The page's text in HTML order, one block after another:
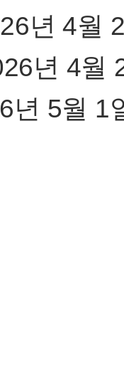
년 4월
년 4월
년 5월 1